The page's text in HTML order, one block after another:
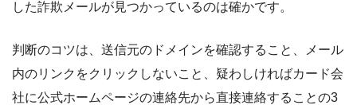
した詐欺メールが見つかっているのは確かです。
判断のコツは、送信元のドメインを確認すること、メール
内のリンクをクリックしないこと、疑わしければカード会
社に公式ホームページの連絡先から直接連絡することの3